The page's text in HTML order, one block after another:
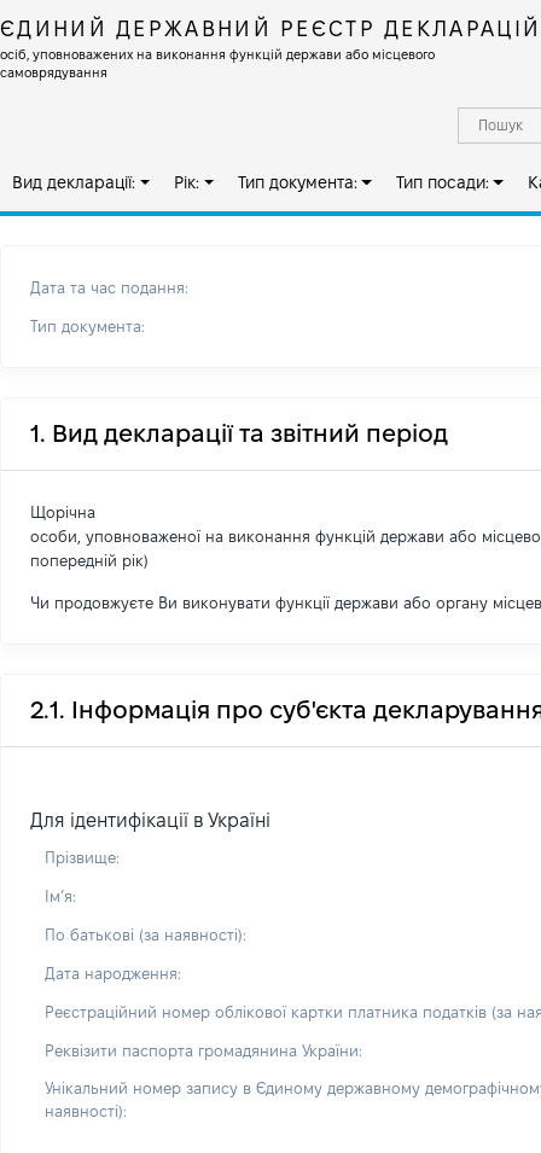
ЄДИНИЙ ДЕРЖАВНИЙ РЕЄСТР ДЕКЛАРАЦІЙ
осіб, уповноважених на виконання функцій держави або місцевого
самоврядування
Вид декларації: Рік: Тип документа: Тип посади:
Дата та час подання:
Тип документа:
1. Вид декларації та звітний період
Щорічна
особи, уповноваженої на виконання функцій держави або
попередній рік)
Чи продовжуєте Ви виконувати функції держави або органу
2.1. Інформація про суб'єкта
Для ідентифікації в Україні
Прізвище:
Імʼя:
По батькові (за наявності):
Дата народження:
Реєстраційний номер облікової картки платника податків (за
Реквізити паспорта громадянина України:
Унікальний номер запису в Єдиному державному
наявності):